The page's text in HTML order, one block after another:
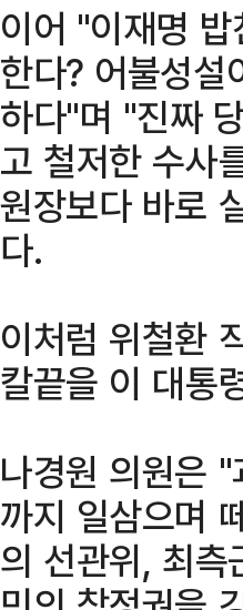
이어 "이재명
한다? 어불성설
하다"며 "진짜
고 철저한 수사
원장보다 바로
다.
이처럼 위철환
칼끝을 이 대통
나경원 의원은
까지 일삼으며
의 선관위, 최측